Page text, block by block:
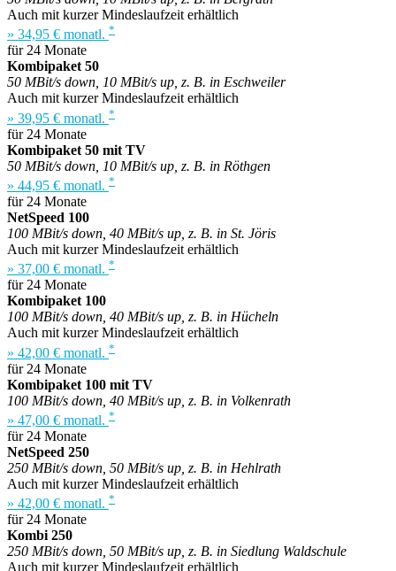
Auch mit kurzer Mindeslaufzeit erhältlich
» 34,95 € monatl. *
für 24 Monate
Kombipaket 50
50 MBit/s down, 10 MBit/s up, z. B. in Eschweiler
Auch mit kurzer Mindeslaufzeit erhältlich
» 39,95 € monatl. *
für 24 Monate
Kombipaket 50 mit TV
50 MBit/s down, 10 MBit/s up, z. B. in Röthgen
» 44,95 € monatl. *
für 24 Monate
NetSpeed 100
100 MBit/s down, 40 MBit/s up, z. B. in St. Jöris
Auch mit kurzer Mindeslaufzeit erhältlich
» 37,00 € monatl. *
für 24 Monate
Kombipaket 100
100 MBit/s down, 40 MBit/s up, z. B. in Hücheln
Auch mit kurzer Mindeslaufzeit erhältlich
» 42,00 € monatl. *
für 24 Monate
Kombipaket 100 mit TV
100 MBit/s down, 40 MBit/s up, z. B. in Volkenrath
» 47,00 € monatl. *
für 24 Monate
NetSpeed 250
250 MBit/s down, 50 MBit/s up, z. B. in Hehlrath
Auch mit kurzer Mindeslaufzeit erhältlich
» 42,00 € monatl. *
für 24 Monate
Kombi 250
250 MBit/s down, 50 MBit/s up, z. B. in Siedlung Waldschule
Auch mit kurzer Mindeslaufzeit erhältlich